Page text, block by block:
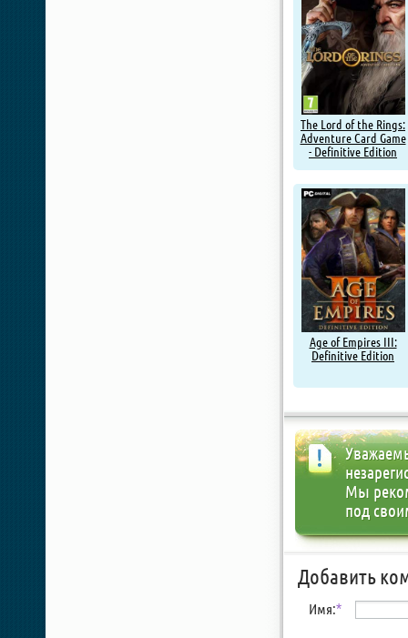
The Lord of the Rings:
Adventure Card Game
- Definitive Edition
Age of Empires III:
Definitive Edition
Мы
под
Добавить
Имя:*